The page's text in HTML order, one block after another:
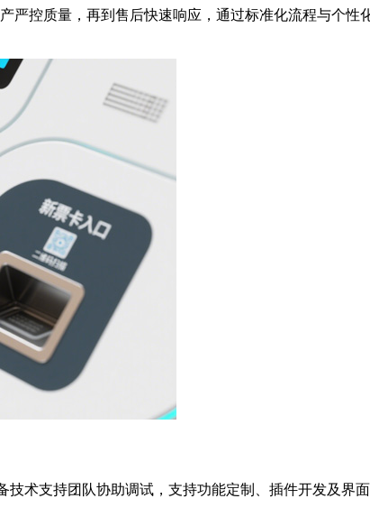
严控质量，再到售后快速响应，通过标准化流程与个
术支持团队协助调试，支持功能定制、插件开发及界